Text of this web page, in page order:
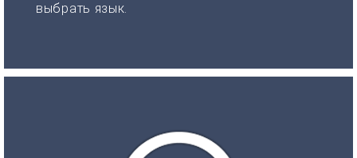
выбрать язык.